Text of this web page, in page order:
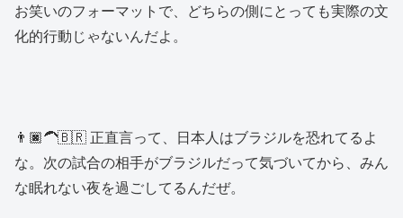
お笑いのフォーマットで、どちらの側にとっても実際の文
化的行動じゃないんだよ。
👨🏿‍🦱🇧🇷 正直言って、日本人はブラジルを恐れてるよ
な。次の試合の相手がブラジルだって気づいてから、みん
な眠れない夜を過ごしてるんだぜ。